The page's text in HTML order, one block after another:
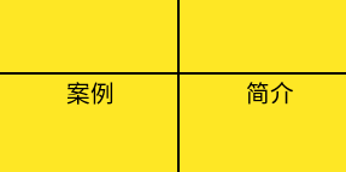
案例 简介